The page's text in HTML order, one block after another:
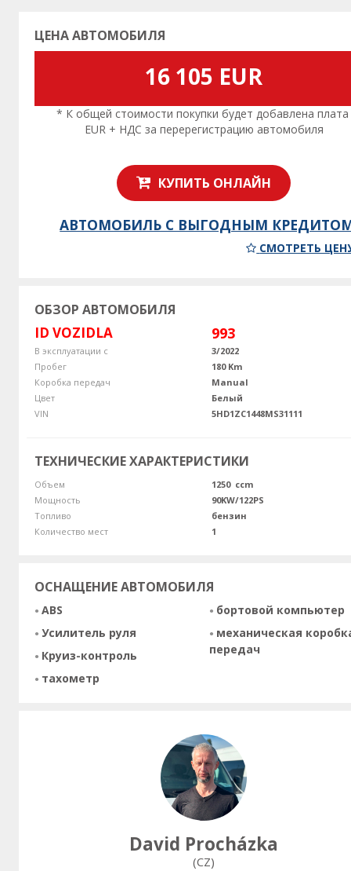
ЦЕНА АВТОМОБИЛЯ
16 105 EUR
* К общей стоимости покупки будет добавлена плата
EUR + НДС за перерегистрацию автомобиля
КУПИТЬ ОНЛАЙН
АВТОМОБИЛЬ С ВЫГОДНЫМ
СМОТРЕТЬ
ОБЗОР АВТОМОБИЛЯ
ID VOZIDLA 993
В эксплуатации с
3/2022
Пробег
180 Km
Коробка передач
Manual
Цвет
Белый
VIN
5HD1ZC1448MS31111
ТЕХНИЧЕСКИЕ ХАРАКТЕРИСТИКИ
Объем
1250 ccm
Мощность
90KW/122PS
Топливо
бензин
Количество мест
1
ОСНАЩЕНИЕ АВТОМОБИЛЯ
ABS
Усилитель руля
Круиз-контроль
тахометр
бортовой компьютер
механическая
передач
David Procházka
(CZ)